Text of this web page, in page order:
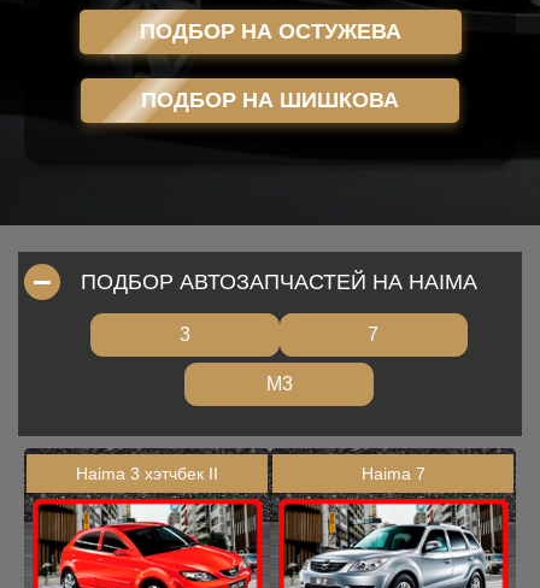
ПОДБОР НА ОСТУЖЕВА
ПОДБОР НА ШИШКОВА
ПОДБОР АВТОЗАПЧАСТЕЙ НА HAIMA
3 7
M3
Haima 3 хэтчбек II Haima 7